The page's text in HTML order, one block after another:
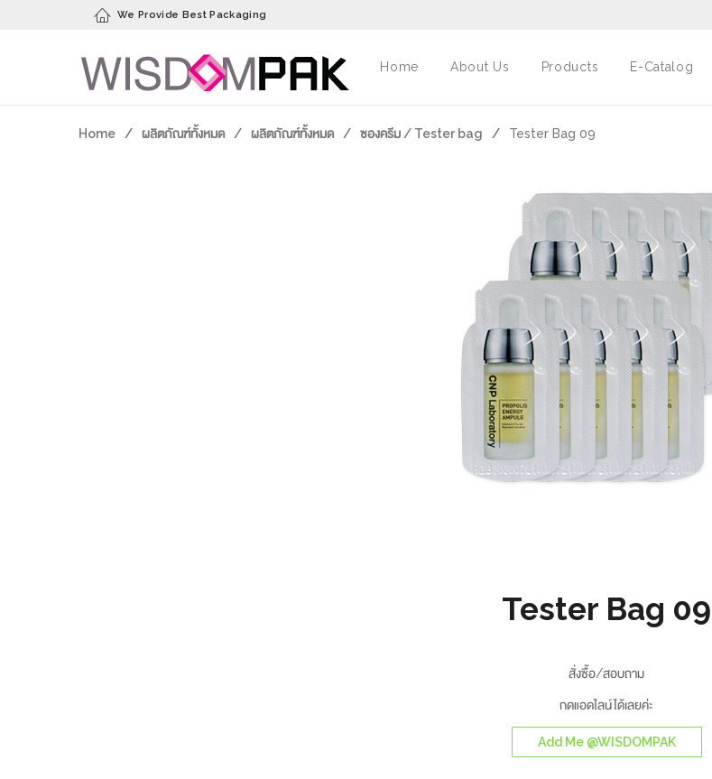
We Provide Best Packaging
Home About Us Products E-Catalog
Home / ผลิตภัณฑ์ทั้งหมด / ผลิตภัณฑ์ทั้งหมด / ซองครีม / Tester bag / Tester Bag 09
Tester Bag 09
สั่งซื้อ/สอบถาม
กดแอดไลน์ได้เลยค่ะ
Add Me @WISDOMPAK